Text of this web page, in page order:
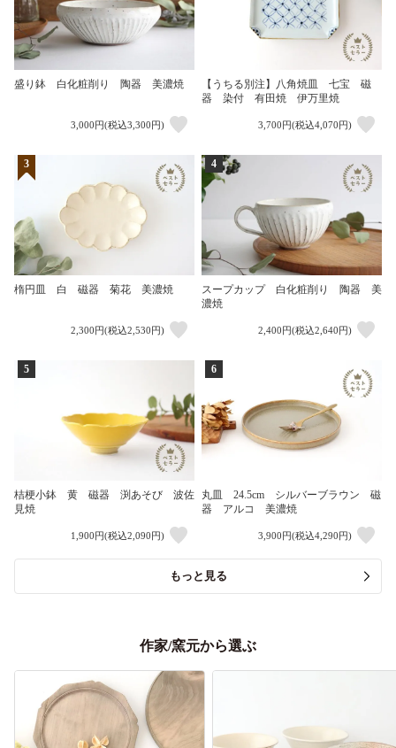
盛り鉢 白化粧削り 陶器 美濃焼
3,000円(税込3,300円)
【うちる別注】八角焼皿 七宝 磁
器 染付 有田焼 伊万里焼
3,700円(税込4,070円)
3
楕円皿 白 磁器 菊花 美濃焼
2,300円(税込2,530円)
4
スープカップ 白化粧削り 陶器 美
濃焼
2,400円(税込2,640円)
5
桔梗小鉢 黄 磁器 渕あそび 波佐
見焼
1,900円(税込2,090円)
6
丸皿 24.5cm シルバーブラウン 磁
器 アルコ 美濃焼
3,900円(税込4,290円)
もっと見る
作家/窯元から選ぶ